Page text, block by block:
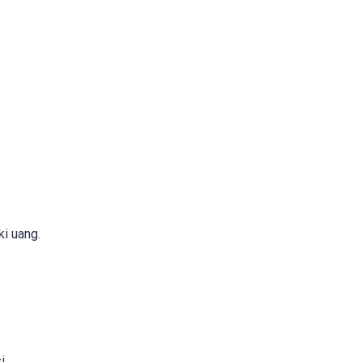
uang.